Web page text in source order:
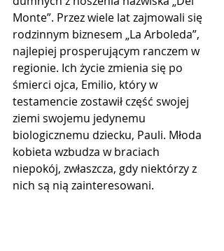
Monte”. Przez wiele lat zajmowali się
rodzinnym biznesem „La Arboleda”,
najlepiej prosperującym ranczem w
regionie. Ich życie zmienia się po
śmierci ojca, Emilio, który w
testamencie zostawił część swojej
ziemi swojemu jedynemu
biologicznemu dziecku, Pauli. Młoda
kobieta wzbudza w braciach
niepokój, zwłaszcza, gdy niektórzy z
nich są nią zainteresowani.